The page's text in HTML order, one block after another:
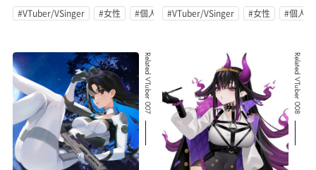
#VTuber/VSinger
#女性 #個人勢
#VTuber/VSinger
#女性 #個人勢
Related VTuber 007 Related VTuber 008